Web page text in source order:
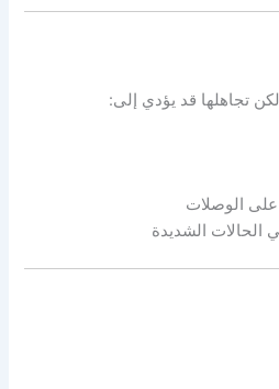
تجاهلها قد يؤدي إلى:
الوصلات
الشديدة